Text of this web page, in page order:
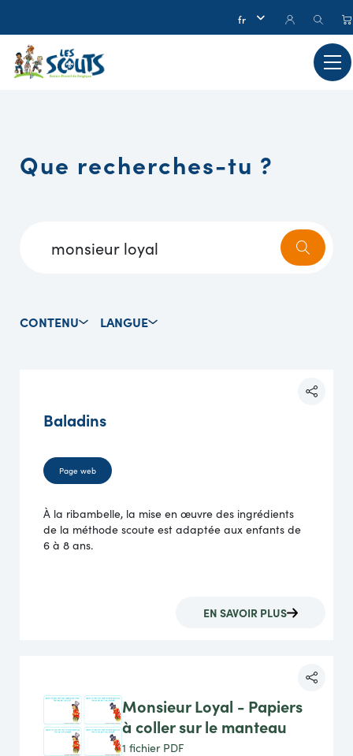
Que recherches-tu ?
CONTENU LANGUE
Baladins
Page web
À la ribambelle, la mise en œuvre des ingrédients
de la méthode scoute est adaptée aux enfants de
6 à 8 ans.
EN SAVOIR PLUS
Monsieur Loyal - Papiers
à coller sur le manteau
1 fichier PDF